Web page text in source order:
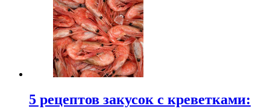
5 рецептов закусок с креветками: